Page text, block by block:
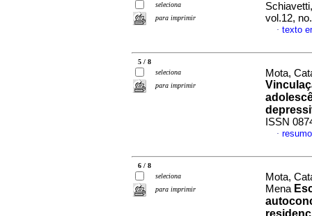
seleciona
para imprimir
vol.12,
· texto
5 / 8
seleciona
para imprimir
Mota,
ISSN
·
6 / 8
seleciona
para imprimir
Mota,
Mena